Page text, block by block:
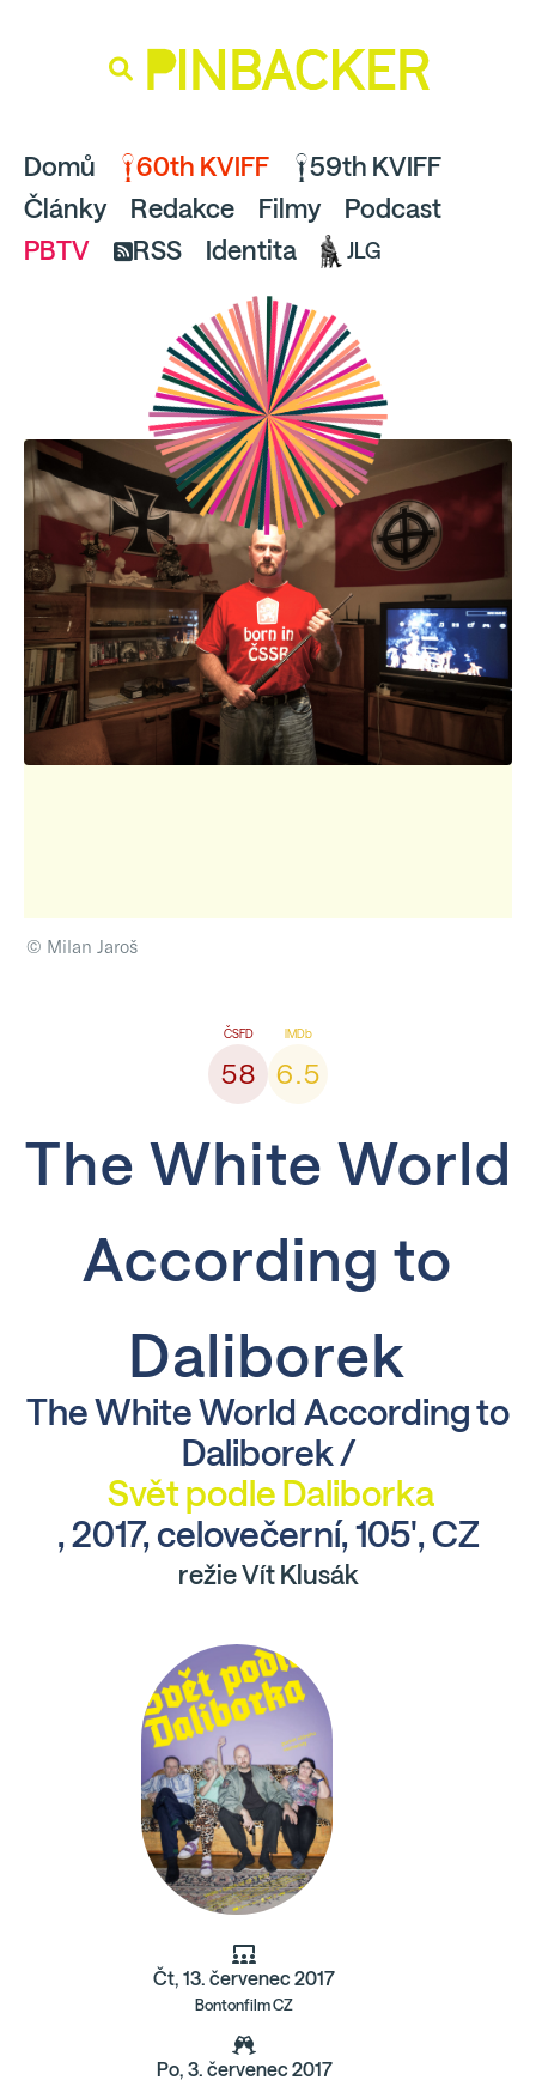
a pusťte se do čtení.
PINBACKER
Domů 60th KVIFF
59th KVIFF
Články
Redakce Filmy
Podcast
PBTV
RSS Identita JLG
© Milan Jaroš
58 6.5
The White World
According to
Daliborek
The White World According to
Daliborek /
Svět podle Daliborka
, 2017, celovečerní, 105', CZ
režie Vít Klusák
Čt, 13. červenec 2017
Bontonfilm CZ
Po, 3. červenec 2017